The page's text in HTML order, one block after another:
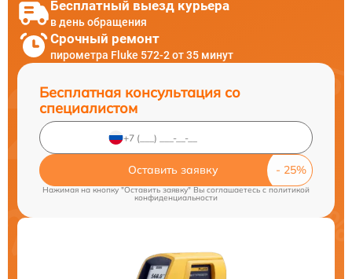
Бесплатный выезд курьера
в день обращения
Срочный ремонт
пирометра Fluke 572-2 от 35 минут
Бесплатная консультация со
специалистом
Оставить заявку
Нажимая на кнопку "Оставить заявку" Вы соглашаетесь cполитикой
конфиденциальности